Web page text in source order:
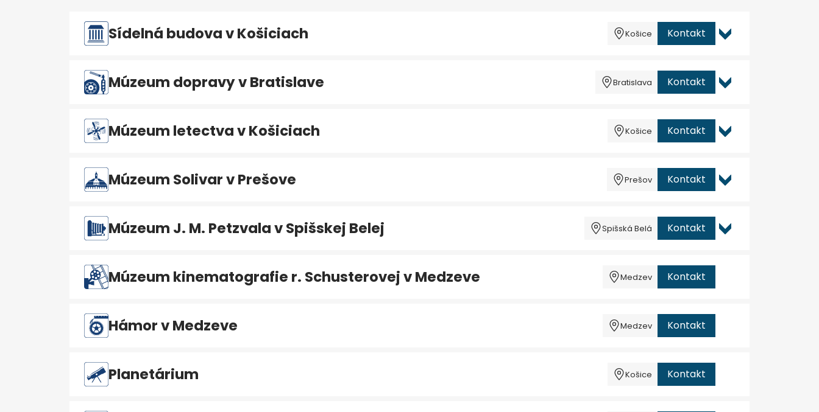
Sídelná budova v Košiciach Košice Kontakt
Múzeum dopravy v Bratislave Bratislava Kontakt
Múzeum letectva v Košiciach Košice Kontakt
Múzeum Solivar v Prešove Prešov Kontakt
Múzeum J. M. Petzvala v Spišskej Belej Spišská Belá Kontakt
Múzeum kinematografie r. Schusterovej v Medzeve Medzev Kontakt
Hámor v Medzeve Medzev Kontakt
Planetárium Košice Kontakt